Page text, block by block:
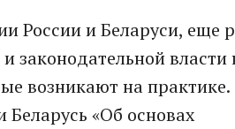
России и Беларуси, еще
законодательной власти
возникают на практике.
Беларусь «Об основах